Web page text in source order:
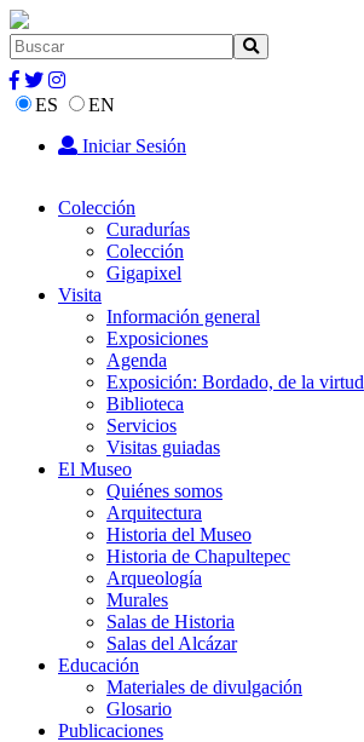
ES
EN
Iniciar Sesión
Colección
Curadurías
Colección
Gigapixel
Visita
Información general
Exposiciones
Agenda
Exposición: Bordado, de la virtud
Biblioteca
Servicios
Visitas guiadas
El Museo
Quiénes somos
Arquitectura
Historia del Museo
Historia de Chapultepec
Arqueología
Murales
Salas de Historia
Salas del Alcázar
Educación
Materiales de divulgación
Glosario
Publicaciones